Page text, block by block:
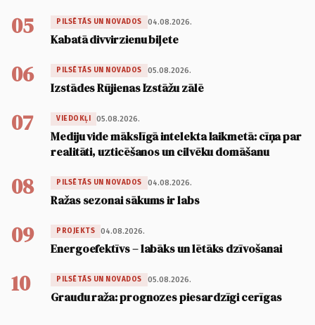
05 PILSĒTĀS UN NOVADOS 04.08.2026.
Kabatā divvirzienu biļete
06 PILSĒTĀS UN NOVADOS 05.08.2026.
Izstādes Rūjienas Izstāžu zālē
07 VIEDOKĻI 05.08.2026.
Mediju vide mākslīgā intelekta laikmetā: cīņa par
realitāti, uzticēšanos un cilvēku domāšanu
08 PILSĒTĀS UN NOVADOS 04.08.2026.
Ražas sezonai sākums ir labs
09 PROJEKTS 04.08.2026.
Energoefektīvs – labāks un lētāks dzīvošanai
10 PILSĒTĀS UN NOVADOS 05.08.2026.
Graudu raža: prognozes piesardzīgi cerīgas